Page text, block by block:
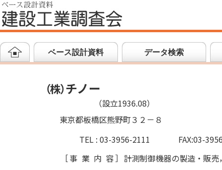
ベース設計資料 データ検索
（株）チノー
（設立1936.08）
東京都板橋区熊野町３２－８
TEL : 03-3956-2111
FAX:03-
［事業内容］ 計測制御機器の製造・販売